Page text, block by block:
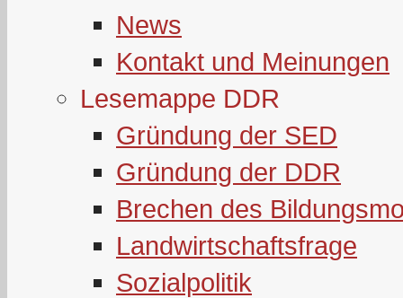
News
Kontakt und Meinungen
Lesemappe DDR
Gründung der SED
Gründung der DDR
Brechen des
Landwirtschaftsfrage
Sozialpolitik